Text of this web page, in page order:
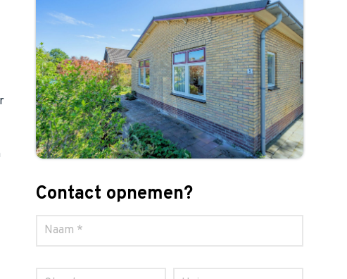
Contact opnemen?